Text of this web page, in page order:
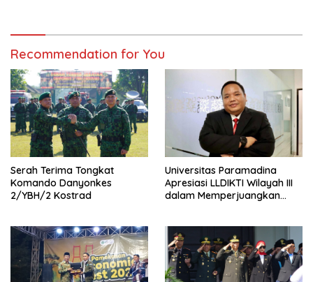
Recommendation for You
Serah Terima Tongkat
Komando Danyonkes
2/YBH/2 Kostrad
Universitas Paramadina
Apresiasi LLDIKTI Wilayah III
dalam Memperjuangkan